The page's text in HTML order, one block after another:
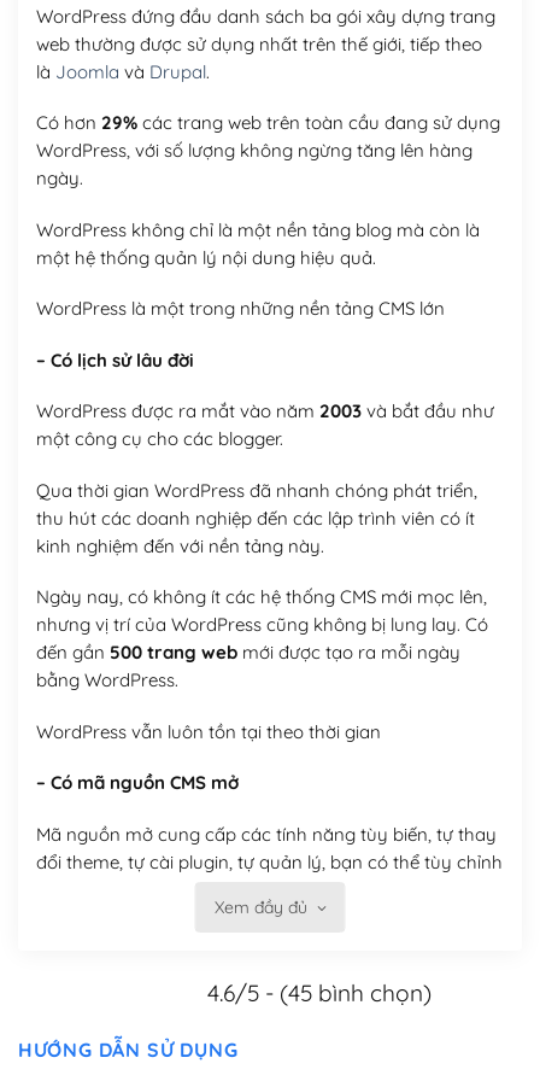
WordPress đứng đầu danh sách ba gói xây dựng trang
web thường được sử dụng nhất trên thế giới, tiếp theo
là Joomla và Drupal.
Có hơn 29%các trang web trên toàn cầu đang sử dụng
WordPress, với số lượng không ngừng tăng lên hàng
ngày.
WordPress không chỉ là một nền tảng blog mà còn là
một hệ thống quản lý nội dung hiệu quả.
WordPress là một trong những nền tảng CMS lớn
– Có lịch sử lâu đời
WordPress được ra mắt vào năm 2003và bắt đầu như
một công cụ cho các blogger.
Qua thời gian WordPress đã nhanh chóng phát triển,
thu hút các doanh nghiệp đến các lập trình viên có ít
kinh nghiệm đến với nền tảng này.
Ngày nay, có không ít các hệ thống CMS mới mọc lên,
nhưng vị trí của WordPress cũng không bị lung lay. Có
đến gần 500 trang webmới được tạo ra mỗi ngày
bằng WordPress.
WordPress vẫn luôn tồn tại theo thời gian
– Có mã nguồn CMS mở
Mã nguồn mở cung cấp các tính năng tùy biến, tự thay
đổi theme, tự cài plugin, tự quản lý, bạn có thể tùy chỉnh
Có thể tùy biến trên website WordPress
Xem đầy đủ
4.6/5 - (45 bình chọn)
HƯỚNG DẪN SỬ DỤNG